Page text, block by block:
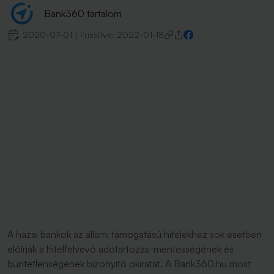
Bank360 tartalom
2020-07-01 Frissítve: 2022-01-18
A hazai bankok az állami támogatású hitelekhez sok esetben
előírják a hitelfelvevő adótartozás-mentességének és
büntetlenségének bizonyító okiratát. A Bank360.hu most